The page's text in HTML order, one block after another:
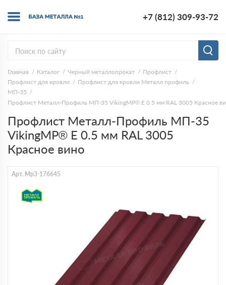
+7 (812) 309-93-72
Главная Каталог Черный металлопрокат
Профлист
Профлист для кровли
Профлист для кровли Металл профиль
МП-35
Профлист Металл-Профиль МП-35 VikingMP® E 0.5 мм RAL 3005 Красное
Профлист Металл-Профиль МП-35
VikingMP® E 0.5 мм RAL 3005
Красное вино
Арт. Mp3-176645